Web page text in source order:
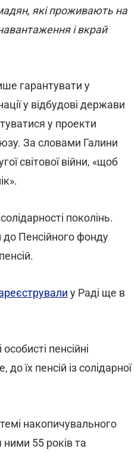
які проживають на
і вкрай
гарантувати у
у відбудові держави
у проекти
За словами Галини
світової війни, «щоб
поколінь.
до Пенсійного фонду
у Раді ще в
пенсійні
їх пенсій із солідарної
накопичувального
ними 55 років та